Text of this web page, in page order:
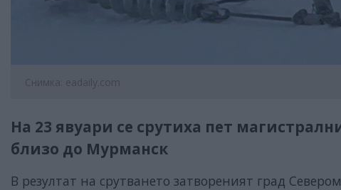
Снимка: eadaily.com
На 23 явуари се срутиха пет
близо до Мурманск
В резултат на срутването затвореният град